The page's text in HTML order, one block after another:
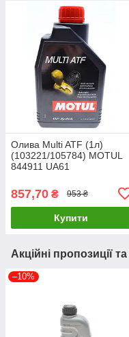
Олива Multi ATF (1л)
(103221/105784) MOTUL
844911 UA61
857,70 ₴ 953 ₴
Купити
Акційні пропозиції
–10%